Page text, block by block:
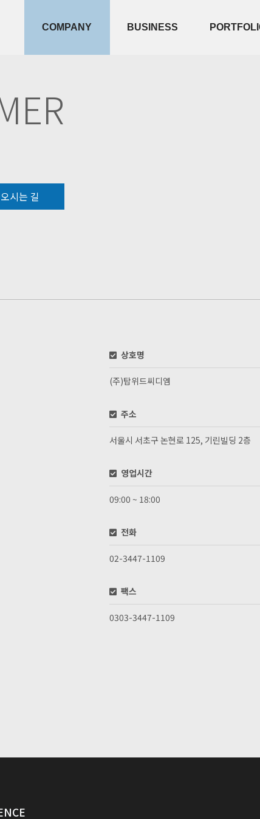
COMPANY
조직도
회사연혁
BUSINESS
오시는 길
상호명
(주)탑위드씨디엠
주소
서울시 서초구 논현로 125, 기린빌딩 2층
영업시간
09:00 ~ 18:00
전화
02-3447-1109
팩스
0303-3447-1109